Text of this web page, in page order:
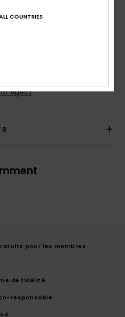
Agec)
pour les membres
de fidélité
responsable
COUNTRIES